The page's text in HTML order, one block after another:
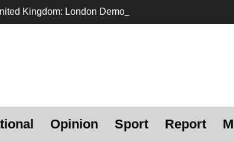
Opinion Sport Report